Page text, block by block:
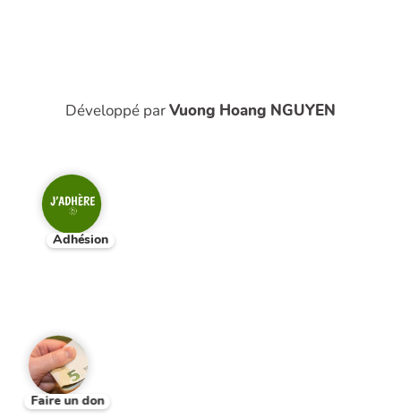
Développé parVuong Hoang NGUYEN
Adhésion
Faire un don